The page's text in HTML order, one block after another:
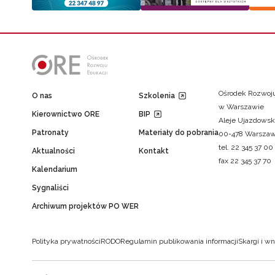
O nas
Kierownictwo ORE
Patronaty
Aktualności
Kalendarium
Sygnaliści
Archiwum projektów PO WER
Szkolenia
BIP
Materiały do pobrania
Kontakt
Ośrodek
w Warszawie
Aleje
00-478
tel. 22 345 37 00
fax 22 345 37 70
Polityka prywatnościRODORegulamin publikowania informacjiSkargi i